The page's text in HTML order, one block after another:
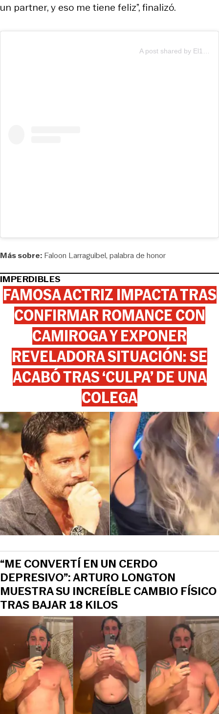
un partner, y eso me tiene feliz”, finalizó.
View this post on Instagram
Más sobre: Faloon Larraguibel palabra de honor
IMPERDIBLES
FAMOSA ACTRIZ IMPACTA TRAS
CONFIRMAR ROMANCE CON
CAMIROGA Y EXPONER
REVELADORA SITUACIÓN: SE
ACABÓ TRAS ‘CULPA’ DE UNA
COLEGA
“ME CONVERTÍ EN UN CERDO
DEPRESIVO”: ARTURO LONGTON
MUESTRA SU INCREÍBLE CAMBIO FÍSICO
TRAS BAJAR 18 KILOS